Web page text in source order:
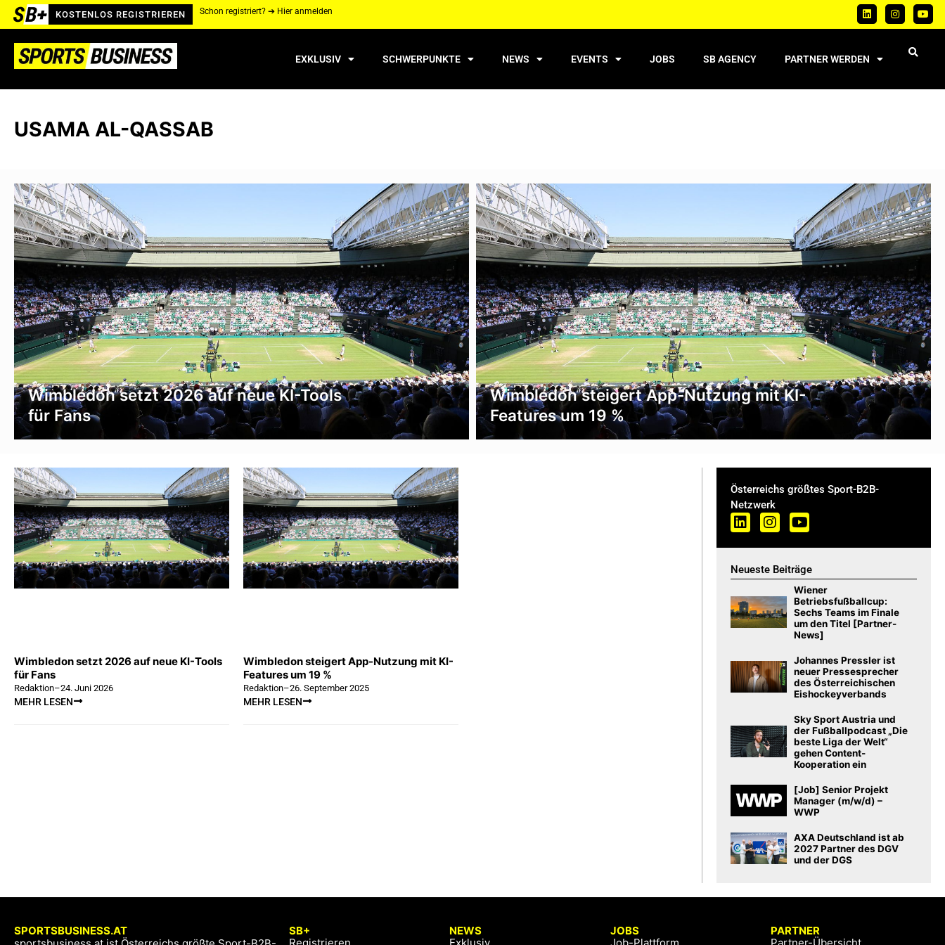
KOSTENLOS REGISTRIEREN Schon registriert? ➔ Hier anmelden
EXKLUSIV SCHWERPUNKTE NEWS EVENTS JOBS SB AGENCY PARTNER WERDEN
USAMA AL-QASSAB
Wimbledon setzt 2026 auf neue KI-Tools
für Fans
Wimbledon steigert App-Nutzung mit KI-
Features um 19 %
Wimbledon setzt 2026 auf neue KI-Tools
für Fans
Redaktion–24. Juni 2026
MEHR LESEN
Wimbledon steigert App-Nutzung mit KI-
Features um 19 %
Redaktion–26. September 2025
MEHR LESEN
Österreichs größtes Sport-B2B-
Netzwerk
Neueste Beiträge
Wiener
Betriebsfußballcup:
Sechs Teams im Finale
um den Titel [Partner-
News]
Johannes Pressler ist
neuer Pressesprecher
des Österreichischen
Eishockeyverbands
Sky Sport Austria und
der Fußballpodcast „Die
beste Liga der Welt“
gehen Content-
Kooperation ein
[Job] Senior Projekt
Manager (m/w/d) –
WWP
AXA Deutschland ist ab
2027 Partner des DGV
und der DGS
SPORTSBUSINESS.AT
SB+
Registrieren
NEWS
Exklusiv
JOBS
Job-Plattform
PARTNER
Partner-Übersicht